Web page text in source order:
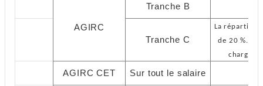
AGIRC
Tranche B
Tranche C
La
de 20 %.
charge
AGIRC CET Sur tout le salaire